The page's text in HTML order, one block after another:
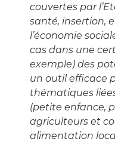
couvertes par
santé, insertion,
l’économie
cas dans une
exemple) des
un outil efficace
thématiques
(petite enfance,
agriculteurs et
alimentation